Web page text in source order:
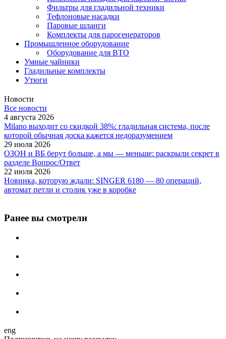
Фильтры для гладильной техники
Тефлоновые насадки
Паровые шланги
Комплекты для парогенераторов
Промышленное оборудование
Оборудование для ВТО
Умные чайники
Гладильные комплекты
Утюги
Новости
Все новости
4 августа 2026
Milano выходит со скидкой 38%: гладильная система, после
которой обычная доска кажется недоразумением
29 июля 2026
ОЗОН и ВБ берут больше, а мы — меньше: раскрыли секрет в
разделе Вопрос/Ответ
22 июля 2026
Новинка, которую ждали: SINGER 6180 — 80 операций,
автомат петли и столик уже в коробке
Ранее вы смотрели
eng